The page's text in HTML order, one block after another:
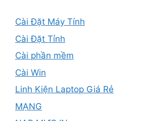
Cài Đặt Máy Tính
Cài Đặt Tỉnh
Cài phần mềm
Cài Win
Linh Kiện Laptop Giá Rẻ
MẠNG